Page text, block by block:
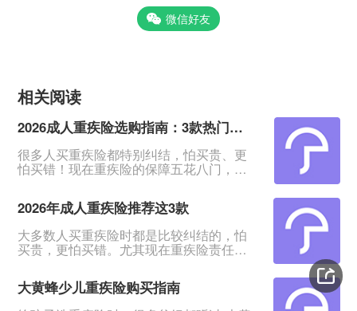
微信好友
相关阅读
2026成人重疾险选购指南：3款热门产品全面测评
很多人买重疾险都特别纠结，怕买贵、更
怕买错！现在重疾险的保障五花八门，条
专门对比整理了2026年市面上口碑、性价
比都靠前的3款成人重疾险，不管你是预算
有限、身体健康，还是身体有点小异常、
不好投保，都能从中挑到合适的。&nbsp;
一、君龙超级玛丽16号Pro：普通人首选，
重疾险里的性价比王
2026年成人重疾险推荐这3款
大多数人买重疾险时都是比较纠结的，怕
买贵，更怕买错。尤其现在重疾险责任越
比整理，给大家挑出成人重疾险榜单前列
的3款产品，适合各种预算、不同身体状况
的人群。&nbsp;如果你打算买重疾险，如
大黄蜂少儿重疾险购买指南